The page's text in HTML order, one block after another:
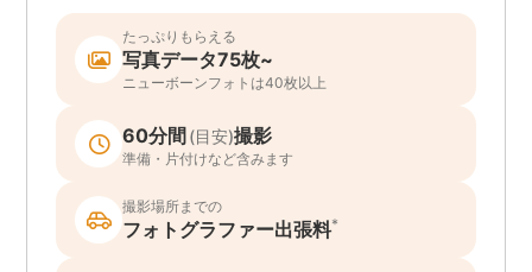
たっぷりもらえる
写真データ75枚~
ニューボーンフォトは40枚以上
60分間(目安)撮影
準備・片付けなど含みます
撮影場所までの
フォトグラファー出張料*